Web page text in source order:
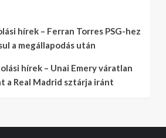
hírek – Ferran Torres PSG-hez
a megállapodás után
hírek – Unai Emery váratlan
a Real Madrid sztárja iránt